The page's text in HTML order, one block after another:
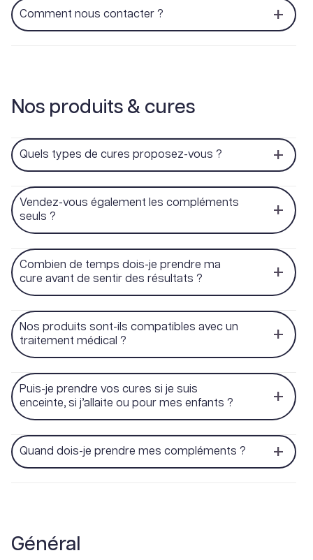
Comment nous contacter ?
Nos produits & cures
Quels types de cures proposez-vous ?
Vendez-vous également les compléments
seuls ?
Combien de temps dois-je prendre ma
cure avant de sentir des résultats ?
Nos produits sont-ils compatibles avec un
traitement médical ?
Puis-je prendre vos cures si je suis
enceinte, si j’allaite ou pour mes enfants ?
Quand dois-je prendre mes compléments ?
Général